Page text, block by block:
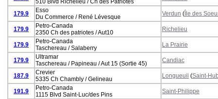
510 Blvd Richelieu / Ch des Patriotes
179.9
Esso
Du Commerce / René Lévesque
Verdun (Île des
179.9
Petro-Canada
2350 Ch des patriotes / Aut10
Richelieu
179.9
Petro-Canada
Taschereau / Salaberry
La Prairie
179.9
Ultramar
Taschereau / Papineau / Aut 15 (Sortie 45)
Candiac
187.9
Crevier
5335 Ch Chambly / Gelineau
Longueuil (Saint-
191.9
Petro-Canada
1115 Blvd Saint-Luc/des Pins
Saint-Philippe